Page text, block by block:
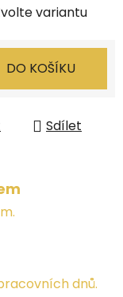
variantu
DO KOŠÍKU
Sdílet
dnů.